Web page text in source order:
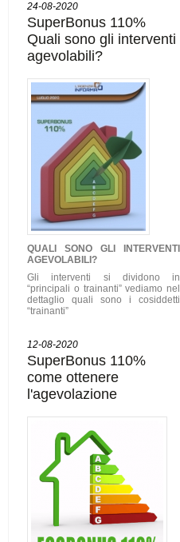
24-08-2020
SuperBonus 110%
Quali sono gli interventi
agevolabili?
QUALI SONO GLI
INTERVENTI
AGEVOLABILI?
Gli interventi si dividono in
“principali o trainanti” vediamo nel
dettaglio quali sono i cosiddetti
“trainanti”
12-08-2020
SuperBonus 110%
come ottenere
l'agevolazione